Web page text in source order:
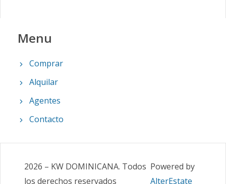
Menu
Comprar
Alquilar
Agentes
Contacto
2026 – KW DOMINICANA. Todos
los derechos reservados
Powered by
AlterEstate